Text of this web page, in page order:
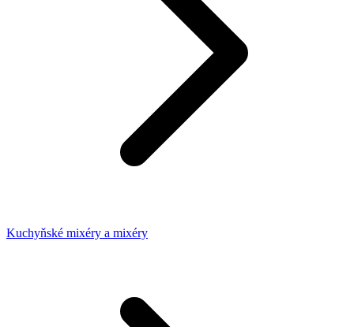
Kuchyňské mixéry a mixéry